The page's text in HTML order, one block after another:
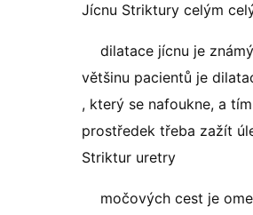
Jícnu Striktury celým
dilatace jícnu je
většinu pacientů je
, který se nafoukne, a
prostředek třeba zažít
Striktur uretry
močových cest je